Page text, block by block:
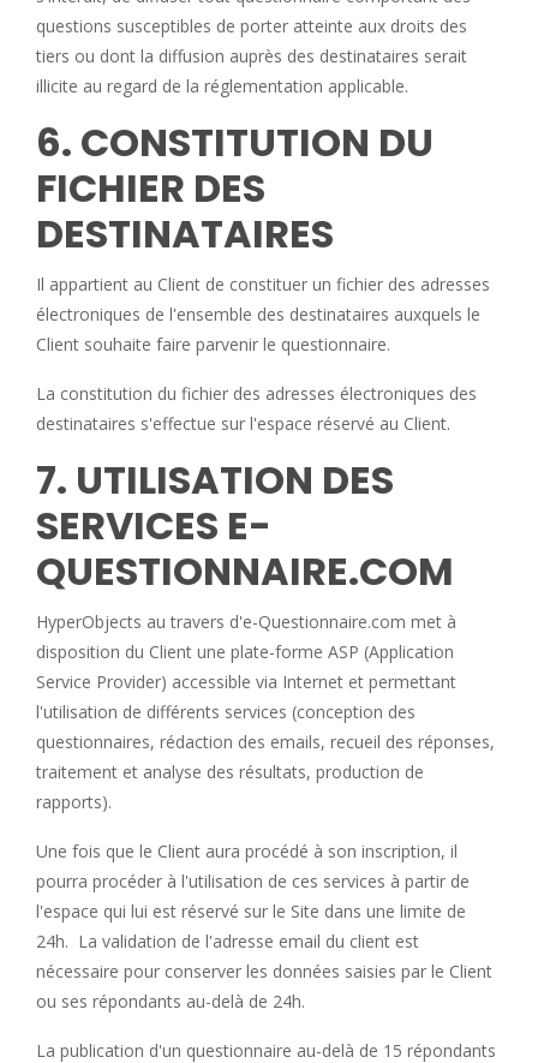
questions susceptibles de porter atteinte aux droits des
tiers ou dont la diffusion auprès des destinataires serait
illicite au regard de la réglementation applicable.
6. CONSTITUTION DU
FICHIER DES
DESTINATAIRES
Il appartient au Client de constituer un fichier des adresses
électroniques de l'ensemble des destinataires auxquels le
Client souhaite faire parvenir le questionnaire.
La constitution du fichier des adresses électroniques des
destinataires s'effectue sur l'espace réservé au Client.
7. UTILISATION DES
SERVICES E-
QUESTIONNAIRE.COM
HyperObjects au travers d'e-Questionnaire.com met à
disposition du Client une plate-forme ASP (Application
Service Provider) accessible via Internet et permettant
l'utilisation de différents services (conception des
questionnaires, rédaction des emails, recueil des réponses,
traitement et analyse des résultats, production de
rapports).
Une fois que le Client aura procédé à son inscription, il
pourra procéder à l'utilisation de ces services à partir de
l'espace qui lui est réservé sur le Site dans une limite de
24h. La validation de l'adresse email du client est
nécessaire pour conserver les données saisies par le Client
ou ses répondants au-delà de 24h.
La publication d'un questionnaire au-delà de 15 répondants